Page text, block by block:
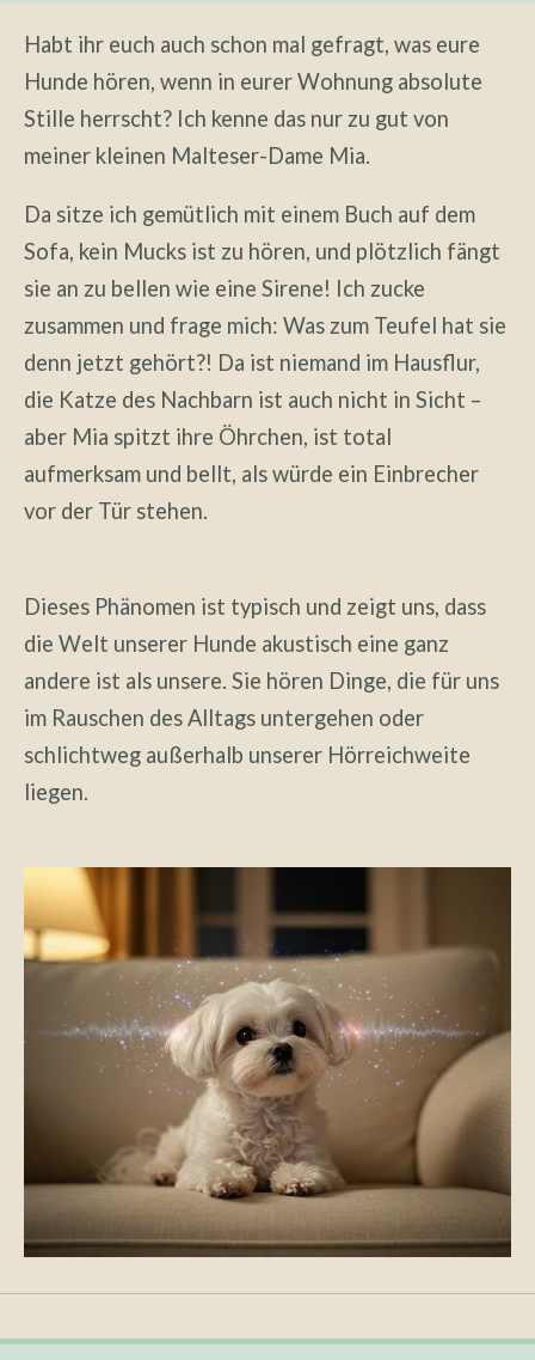
Habt ihr euch auch schon mal gefragt, was eure
Hunde hören, wenn in eurer Wohnung absolute
Stille herrscht? Ich kenne das nur zu gut von
meiner kleinen Malteser-Dame Mia.
Da sitze ich gemütlich mit einem Buch auf dem
Sofa, kein Mucks ist zu hören, und plötzlich fängt
sie an zu bellen wie eine Sirene! Ich zucke
zusammen und frage mich: Was zum Teufel hat sie
denn jetzt gehört?! Da ist niemand im Hausflur,
die Katze des Nachbarn ist auch nicht in Sicht –
aber Mia spitzt ihre Öhrchen, ist total
aufmerksam und bellt, als würde ein Einbrecher
vor der Tür stehen.
Dieses Phänomen ist typisch und zeigt uns, dass
die Welt unserer Hunde akustisch eine ganz
andere ist als unsere. Sie hören Dinge, die für uns
im Rauschen des Alltags untergehen oder
schlichtweg außerhalb unserer Hörreichweite
liegen.